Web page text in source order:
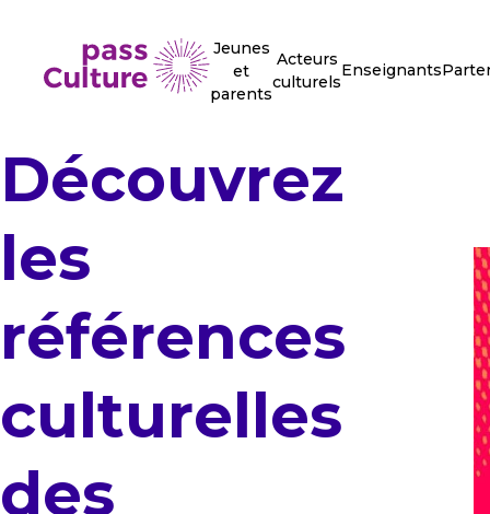
Jeunes
et
parents
Acteurs
culturels
Enseignants
Découvrez
les
références
culturelles
des